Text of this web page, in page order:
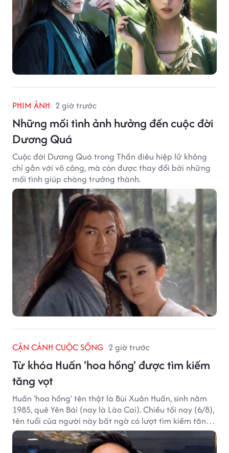
PHIM ẢNH 2 giờ trước
Những mối tình ảnh hưởng đến cuộc đời
Dương Quá
Cuộc đời Dương Quá trong Thần điêu hiệp lữ không
chỉ gắn với võ công, mà còn được thay đổi bởi những
mối tình giúp chàng trưởng thành.
CẬN CẢNH CUỘC SỐNG 2 giờ trước
Từ khóa Huấn 'hoa hồng' được tìm kiếm
tăng vọt
Huấn 'hoa hồng' tên thật là Bùi Xuân Huấn, sinh năm
1985, quê Yên Bái (nay là Lào Cai). Chiều tối nay (6/8),
tên tuổi của người này bất ngờ có lượt tìm kiếm tăng
vọt.